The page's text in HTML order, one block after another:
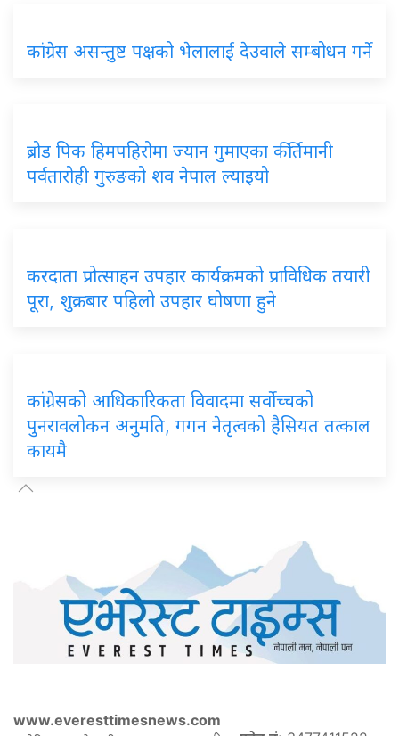
कांग्रेस असन्तुष्ट पक्षको भेलालाई देउवाले सम्बोधन गर्ने
ब्रोड पिक हिमपहिरोमा ज्यान गुमाएका कीर्तिमानी
पर्वतारोही गुरुङको शव नेपाल ल्याइयो
करदाता प्रोत्साहन उपहार कार्यक्रमको प्राविधिक तयारी
पूरा, शुक्रबार पहिलो उपहार घोषणा हुने
कांग्रेसको आधिकारिकता विवादमा सर्वोच्चको
पुनरावलोकन अनुमति, गगन नेतृत्वको हैसियत तत्काल
कायमै
www.everesttimesnews.com